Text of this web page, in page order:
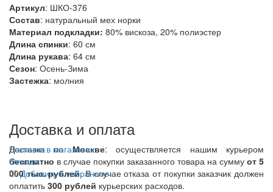
Артикул: ШКО-376
Состав: натуральный мех норки
Материал подкладки: 80% вискоза, 20% полиэстер
Длина спинки: 60 см
Длина рукава: 64 см
Сезон: Осень-Зима
Застежка: молния
Доставка и оплата
Доставка поМоскве: осуществляется нашим курьером
бесплатно в случае покупки заказанного товара на сумму от 5
000 тыс. рублей. В случае отказа от покупки заказчик должен
оплатить 300 рублей курьерских расходов.
Наличие в магазинах
Отзывы
Добавить в избранное